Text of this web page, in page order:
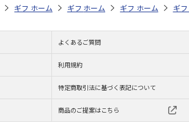
お中元・夏ギフト特集 2026 こだわりギフト
ギフトストア お中元・夏ギフト特集 2026
ホーム ギフトストア お中元・夏ギフト
ホーム ギフト通販 内
ホーム ギ
よくあるご質問
利用規約
特定商取引法に基づく表記について
商品のご提案はこちら